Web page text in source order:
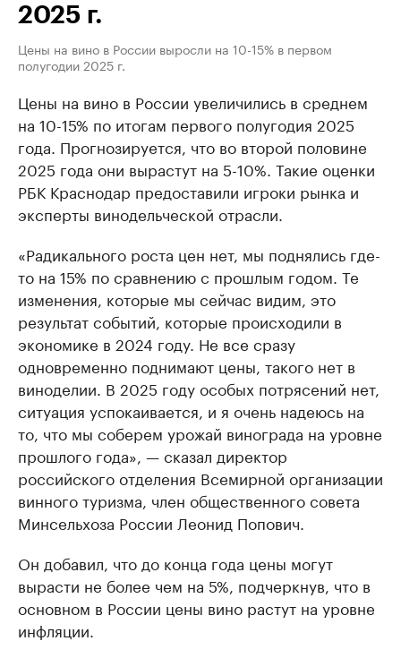
2025 г.
Цены на вино в России выросли на 10-15% в первом
полугодии 2025 г.
Цены на вино в России увеличились в среднем
на 10-15% по итогам первого полугодия 2025
года. Прогнозируется, что во второй половине
2025 года они вырастут на 5-10%. Такие оценки
РБК Краснодар предоставили игроки рынка и
эксперты винодельческой отрасли.
«Радикального роста цен нет, мы поднялись где-
то на 15% по сравнению с прошлым годом. Те
изменения, которые мы сейчас видим, это
результат событий, которые происходили в
экономике в 2024 году. Не все сразу
одновременно поднимают цены, такого нет в
виноделии. В 2025 году особых потрясений нет,
ситуация успокаивается, и я очень надеюсь на
то, что мы соберем урожай винограда на уровне
прошлого года», — сказал директор
российского отделения Всемирной организации
винного туризма, член общественного совета
Минсельхоза России Леонид Попович.
Он добавил, что до конца года цены могут
вырасти не более чем на 5%, подчеркнув, что в
основном в России цены вино растут на уровне
инфляции.